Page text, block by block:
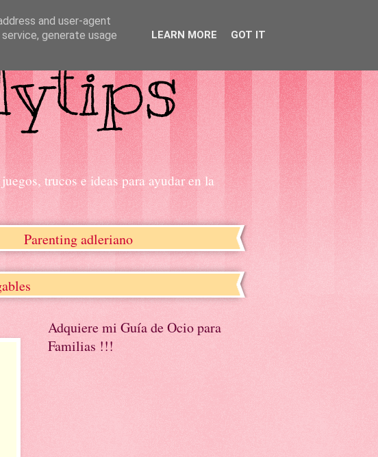
trucos e ideas para ayudar en la
Parenting adleriano
Adquiere mi Guía de Ocio para
Familias !!!
and user-agent
generate usage
LEARN MORE GOT IT